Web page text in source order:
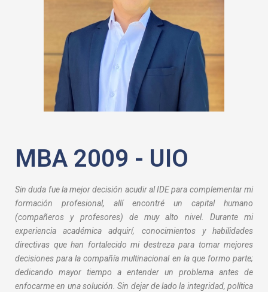
MBA 2009 - UIO
Sin duda fue la mejor decisión acudir al IDE para complementar mi
formación profesional, allí encontré un capital humano
(compañeros y profesores) de muy alto nivel. Durante mi
experiencia académica adquirí, conocimientos y habilidades
directivas que han fortalecido mi destreza para tomar mejores
decisiones para la compañía multinacional en la que formo parte;
dedicando mayor tiempo a entender un problema antes de
enfocarme en una solución. Sin dejar de lado la integridad, política